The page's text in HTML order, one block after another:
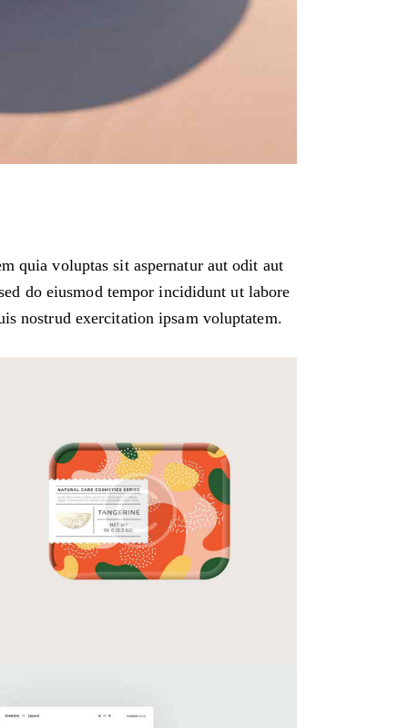
quia voluptas sit aspernatur aut odit aut
do eiusmod tempor incididunt ut labore
nostrud exercitation ipsam voluptatem.